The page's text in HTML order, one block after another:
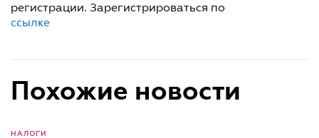
регистрации. Зарегистрироваться по
ссылке
Похожие новости
НАЛОГИ